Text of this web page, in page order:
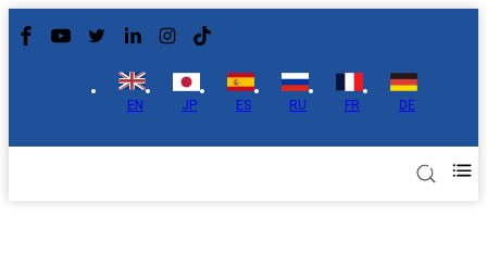
EN JP ES RU FR DE